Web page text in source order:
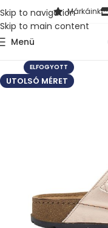
Skip to navigation
Skip to main content
Márkáink
Menü
ELFOGYOTT
UTOLSÓ MÉRET